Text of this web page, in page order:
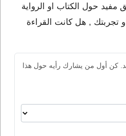
مفيد حول الكتاب او الرواية
, هل كانت القراءة
كن أول من يشارك رأيه حول هذا